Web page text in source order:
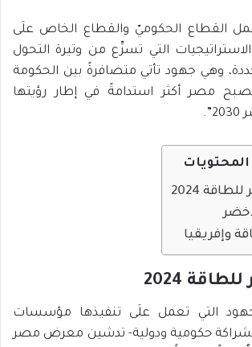
القطاع الحكوميّ والقطاع الخاص علَى
التي تسرِّع من وتيرة التحول
وهي جهود تأتي متضافرةً بين الحكومة
مصر أكثر استدامةً في إطار رؤيتها
2024
وإفريقيا
2024
التي تعمل علَى تنفيذها مؤسسات
بشراكة حكومية ودولية- تدشين معرض مصر